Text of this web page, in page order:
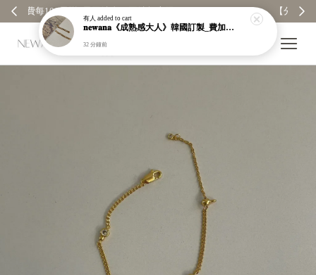
有人 added to cart
𝐧𝐞𝐰𝐚𝐧𝐚《成熟感大人》韓國訂製_費加羅雙戴式耳環｜鏈條｜鍊子｜醫療鋼｜鍍18k｜現貨＋預購【n388】
32 分鐘前